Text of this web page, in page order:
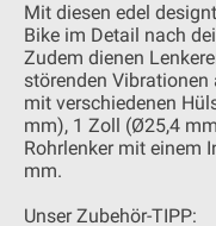
Mit diesen edel
Bike im Detail nach
Zudem dienen
störenden
mit verschiedenen
mm), 1 Zoll (Ø25,4
Rohrlenker mit einem
mm.
Unser Zubehör-TIPP: